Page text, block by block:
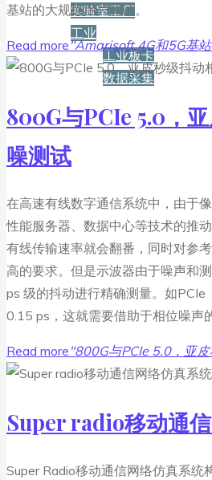
实验室工厂
工业
工业板卡
数据采集
服务+保障
新闻
博客
基站的大规模用户测试。
Read more"Amarisoft 4G和5G基
800G与PCIe 5.0，
噪测试
在高速有线数字通信系统中，由于
性能服务器、数据中心等技术的推
有线传输速率就会翻番，同时对参
高的要求。但是示波器由于噪声和
ps 级的抖动进行精确测量。如
0.15 ps，这就需要借助于相位噪声
Read more "800G与PCIe 5.0，亚
Super radio移动通
Super Radio移动通信网络仿真系统